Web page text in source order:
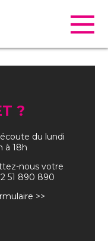
?
du lundi
à 18h
nous votre
51 890 890
>>